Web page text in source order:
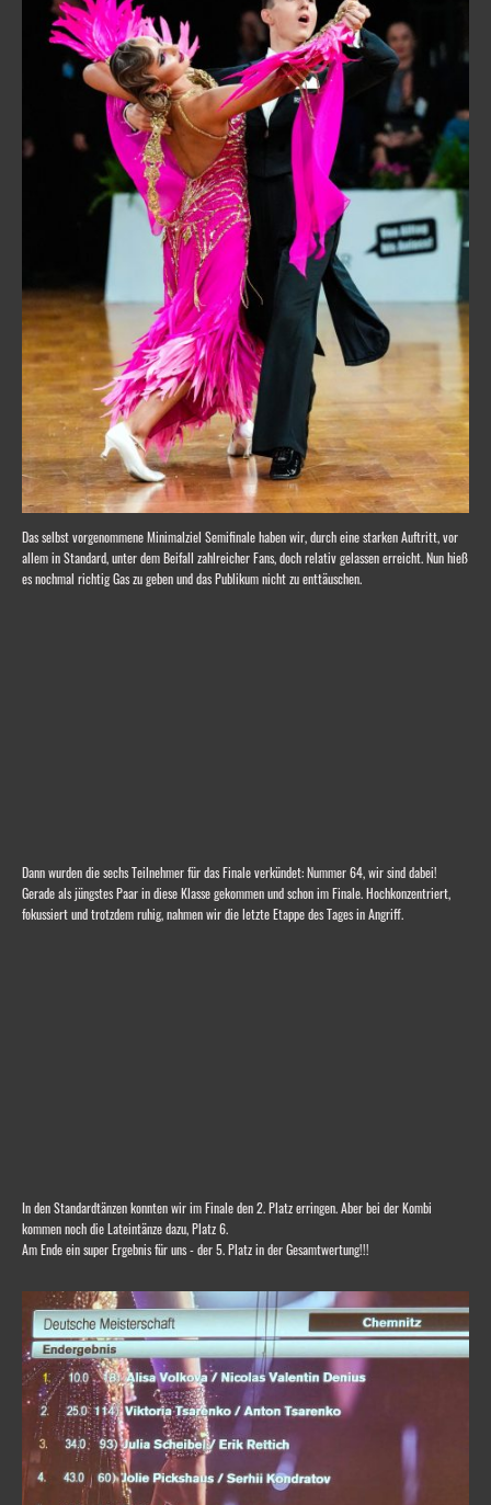
Das selbst vorgenommene Minimalziel Semifinale haben wir, durch eine starken Auftritt, vor
allem in Standard, unter dem Beifall zahlreicher Fans, doch relativ gelassen erreicht. Nun hieß
es nochmal richtig Gas zu geben und das Publikum nicht zu enttäuschen.
Dann wurden die sechs Teilnehmer für das Finale verkündet: Nummer 64, wirsind dabei!
Gerade als jüngstes Paar in diese Klasse gekommen und schon im Finale. Hochkonzentriert,
fokussiert und trotzdem ruhig, nahmen wir die letzte Etappe des Tages in Angriff.
In den Standardtänzen konnten wir im Finale den 2. Platz erringen. Aber bei der Kombi
kommen noch die Lateintänze dazu, Platz 6.
Am Ende ein super Ergebnis für uns - der 5. Platz in der Gesamtwertung!!!